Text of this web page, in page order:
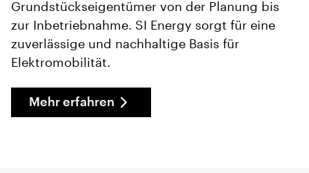
Grundstückseigentümer von der Planung bis
zur Inbetriebnahme. SI Energy sorgt für eine
zuverlässige und nachhaltige Basis für
Elektromobilität.
Mehr erfahren